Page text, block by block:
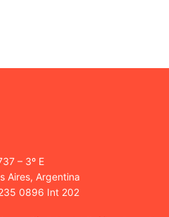
– 3º E
Aires, Argentina
0896 Int 202